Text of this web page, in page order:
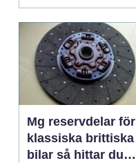
Mg reservdelar för
klassiska brittiska
bilar så hittar du